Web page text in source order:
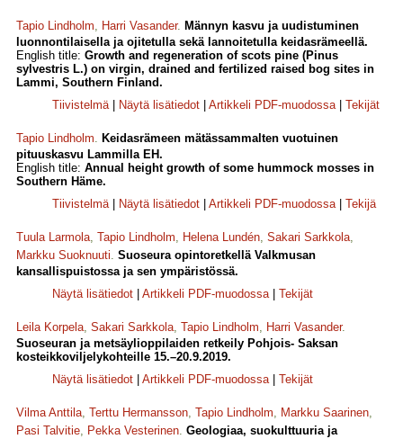
Tapio Lindholm, Harri Vasander. Männyn kasvu ja uudistuminen
luonnontilaisella ja ojitetulla sekä lannoitetulla keidasrämeellä.
English title: Growth and regeneration of scots pine (Pinus
sylvestris L.) on virgin, drained and fertilized raised bog sites in
Lammi, Southern Finland.
Tiivistelmä| Näytä lisätiedot Artikkeli PDF-muodossa| Tekijät
Tapio Lindholm. Keidasrämeen mätässammalten vuotuinen
pituuskasvu Lammilla EH.
English title: Annual height growth of some hummock mosses in
Southern Häme.
Tiivistelmä| Näytä lisätiedot Artikkeli PDF-muodossa| Tekijä
Tuula Larmola, Tapio Lindholm, Helena Lundén, Sakari Sarkkola,
Markku Suoknuuti. Suoseura opintoretkellä Valkmusan
kansallispuistossa ja sen ympäristössä.
Näytä lisätiedot
Artikkeli PDF-muodossa| Tekijät
Leila Korpela, Sakari Sarkkola, Tapio Lindholm, Harri Vasander.
Suoseuran ja metsäylioppilaiden retkeily Pohjois- Saksan
kosteikkoviljelykohteille 15.–20.9.2019.
Näytä lisätiedot
Artikkeli PDF-muodossa| Tekijät
Vilma Anttila, Terttu Hermansson, Tapio Lindholm, Markku Saarinen,
Pasi Talvitie, Pekka Vesterinen. Geologiaa, suokulttuuria ja